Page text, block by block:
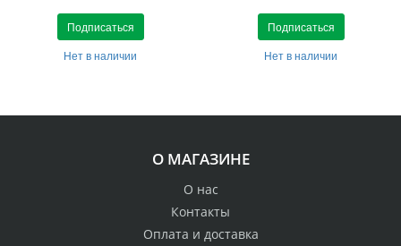
Подписаться
Нет в наличии
Подписаться
Нет в наличии
О МАГАЗИНЕ
О нас
Контакты
Оплата и доставка